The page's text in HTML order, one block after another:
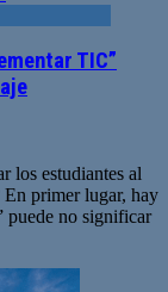
TIC”
los estudiantes al
En primer lugar, hay
puede no significar